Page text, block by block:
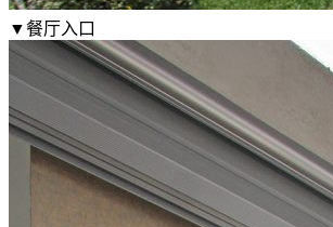
▼餐厅入口